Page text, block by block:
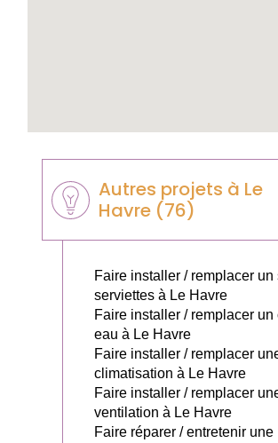
Autres projets à Le
Havre (76)
Faire installer / remplacer un
serviettes à Le Havre
Faire installer / remplacer un
eau à Le Havre
Faire installer / remplacer
climatisation à Le Havre
Faire installer / remplacer
ventilation à Le Havre
Faire réparer / entretenir une